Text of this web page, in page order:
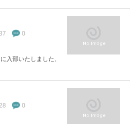
0
入部いたしました。
0